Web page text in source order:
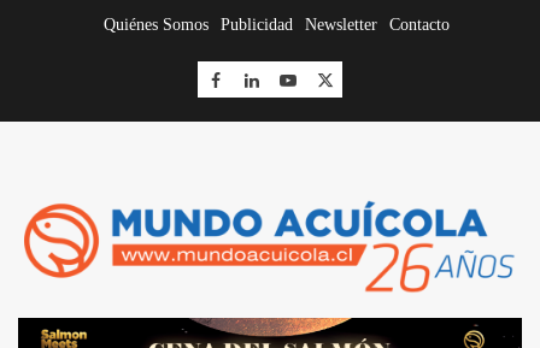
Quiénes Somos Publicidad Newsletter Contacto